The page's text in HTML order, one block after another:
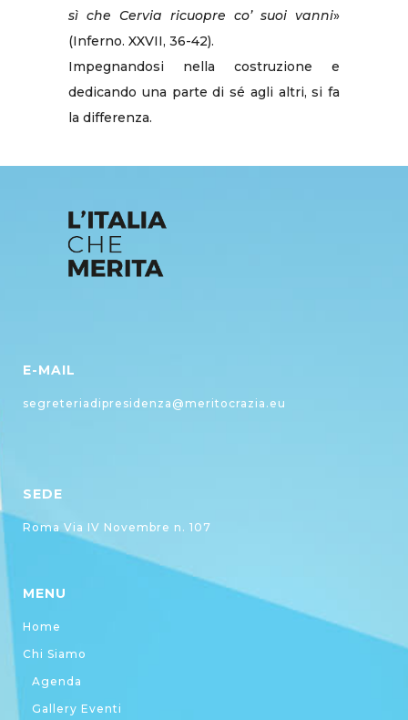
sì che Cervia ricuopre co’ suoi vanni»
(Inferno. XXVII, 36-42).
Impegnandosi nella costruzione e
dedicando una parte di sé agli altri, si fa
la differenza.
E-MAIL
segreteriadipresidenza@meritocrazia.eu
SEDE
Roma Via IV Novembre n. 107
MENU
Home
Chi Siamo
Agenda
Gallery Eventi